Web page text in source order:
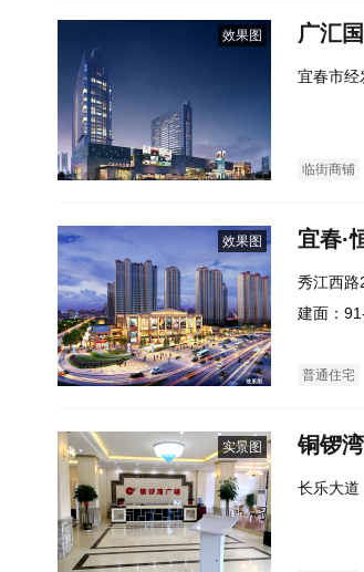
效果图 广汇
宜春市经
临街商铺
效果图 宜春·
秀江西路
建面：
普通住宅
实景图 铜锣
长乐大道